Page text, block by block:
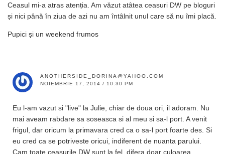
Ceasul mi-a atras atenția. Am văzut atâtea ceasuri DW pe bloguri
și nici până în ziua de azi nu am întâlnit unul care să nu îmi placă.
Pupici și un weekend frumos
ANOTHERSIDE_DORINA@YAHOO.COM
NOIEMBRIE 17, 2014 / 10:30 PM
Eu l-am vazut si "live" la Julie, chiar de doua ori, il adoram. Nu
mai aveam rabdare sa soseasca si al meu si sa-l port. A venit
frigul, dar oricum la primavara cred ca o sa-l port foarte des. Si
eu cred ca se potriveste oricui, indiferent de nuanta parului.
Cam toate ceasurile DW sunt la fel, difera doar culoarea